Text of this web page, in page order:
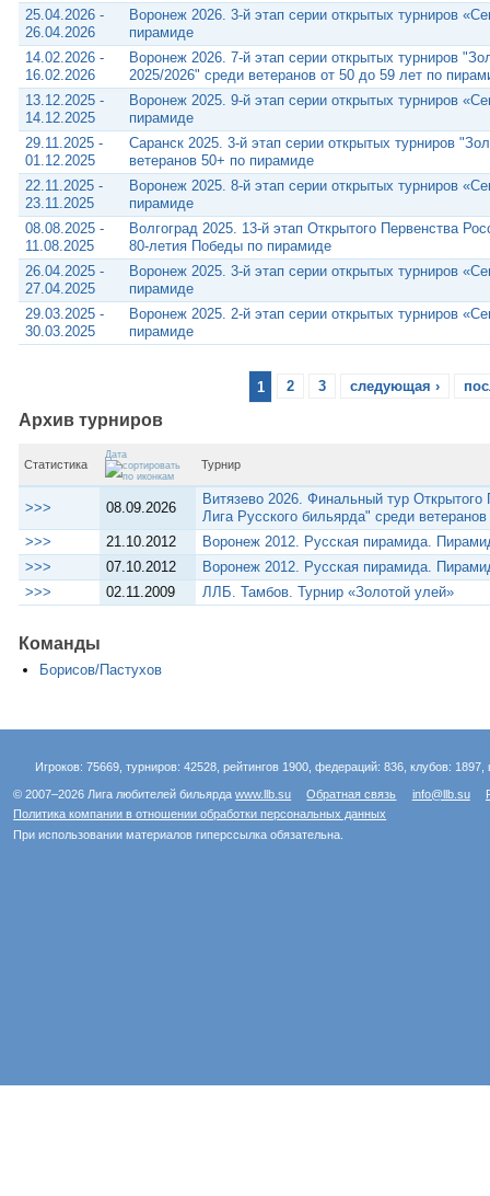
25.04.2026 -
26.04.2026
Воронеж 2026. 3-й этап серии открытых турниров
пирамиде
14.02.2026 -
16.02.2026
Воронеж 2026. 7-й этап серии открытых турниров
2025/2026" среди ветеранов от 50 до 59 лет по
13.12.2025 -
14.12.2025
Воронеж 2025. 9-й этап серии открытых турниров
пирамиде
29.11.2025 -
01.12.2025
Саранск 2025. 3-й этап серии открытых турниров
ветеранов 50+ по пирамиде
22.11.2025 -
23.11.2025
Воронеж 2025. 8-й этап серии открытых турниров
пирамиде
08.08.2025 -
11.08.2025
Волгоград 2025. 13-й этап Открытого Первенства
80-летия Победы по пирамиде
26.04.2025 -
27.04.2025
Воронеж 2025. 3-й этап серии открытых турниров
пирамиде
29.03.2025 -
30.03.2025
Воронеж 2025. 2-й этап серии открытых турниров
пирамиде
1 2 3 следующая ›
Архив турниров
Статистика
Дата
Турнир
>>> 08.09.2026
Витязево 2026. Финальный тур
Лига Русского бильярда" среди
>>>
21.10.2012
Воронеж 2012. Русская пирамида.
>>>
07.10.2012
Воронеж 2012. Русская пирамида.
>>>
02.11.2009 ЛЛБ. Тамбов. Турнир «Золотой улей»
Команды
Борисов/Пастухов
Игроков: 75669, турниров: 42528, рейтингов 1900, федераций: 836, клубов:
© 2007–2026 Лига любителей бильярдаwww.llb.su Обратная связь info@llb.su
Политика компании в отношении обработки персональных данных
При использовании материалов гиперссылка обязательна.